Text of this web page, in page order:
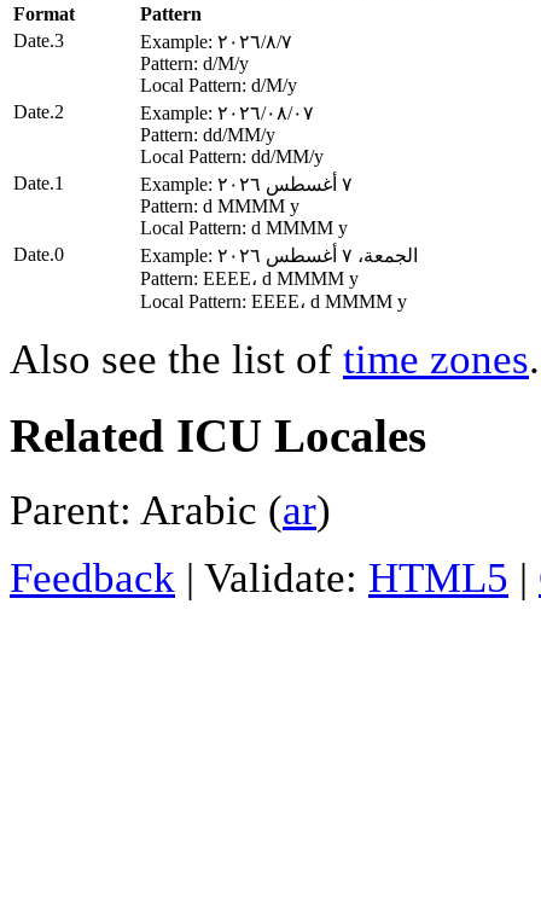
Format
Pattern
Date.3
Example: ٧‏/٨‏/٢٠٢٦
Pattern: d‏/M‏/y
Local Pattern: d‏/M‏/y
Date.2
Example: ٠٧‏/٠٨‏/٢٠٢٦
Pattern: dd‏/MM‏/y
Local Pattern: dd‏/MM‏/y
Date.1
Example: ٧ أغسطس ٢٠٢٦
Pattern: d MMMM y
Local Pattern: d MMMM y
Date.0
Example: الجمعة، ٧ أغسطس ٢٠٢٦
Pattern: EEEE، d MMMM y
Local Pattern: EEEE، d MMMM y
Also see the list of time zones.
Related ICU Locales
Parent: Arabic (ar)
Feedback | Validate: HTML5 |